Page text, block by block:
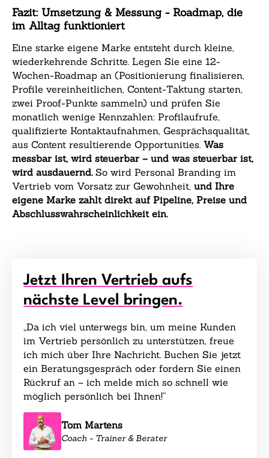
Fazit: Umsetzung & Messung - Roadmap, die
im Alltag funktioniert
Eine starke eigene Marke entsteht durch kleine,
wiederkehrende Schritte. Legen Sie eine 12-
Wochen-Roadmap an (Positionierung finalisieren,
Profile vereinheitlichen, Content-Taktung starten,
zwei Proof-Punkte sammeln) und prüfen Sie
monatlich wenige Kennzahlen: Profilaufrufe,
qualifizierte Kontaktaufnahmen, Gesprächsqualität,
aus Content resultierende Opportunities. Was
messbar ist, wird steuerbar – und was steuerbar ist,
wird ausdauernd.So wird Personal Branding im
Vertrieb vom Vorsatz zur Gewohnheit, und Ihre
eigene Marke zahlt direkt auf Pipeline, Preise und
Abschlusswahrscheinlichkeit ein.
Jetzt Ihren Vertrieb aufs
nächste Level bringen.
„Da ich viel unterwegs bin, um meine Kunden
im Vertrieb persönlich zu unterstützen, freue
ich mich über Ihre Nachricht. Buchen Sie jetzt
ein Beratungsgespräch oder fordern Sie einen
Rückruf an – ich melde mich so schnell wie
möglich persönlich bei Ihnen!“
Tom Martens
Coach - Trainer & Berater